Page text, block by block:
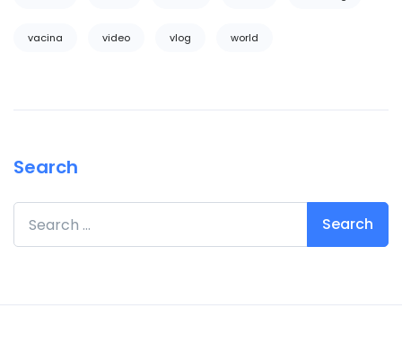
vacina video vlog world
Search
Search for: